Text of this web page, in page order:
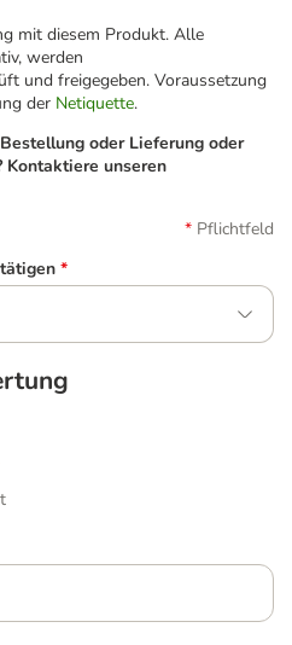
mit diesem Produkt. Alle
werden
und freigegeben. Voraussetzung
der Netiquette.
oder Lieferung oder
Kontaktiere unseren
Pflichtfeld
*